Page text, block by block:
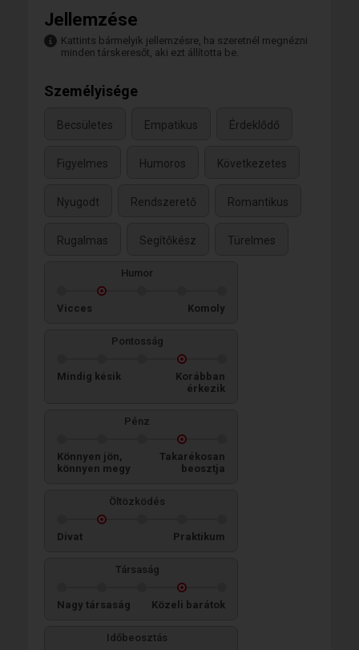
Jellemzése
Kattints bármelyik jellemzésre, ha szeretnél megnézni
minden társkeresőt, aki ezt állította be.
Személyisége
Becsületes Empatikus Érdeklődő
Figyelmes Humoros Következetes
Nyugodt Rendszerető Romantikus
Rugalmas Segítőkész Türelmes
Humor
Vicces Komoly
Pontosság
Mindig késik
Korábban
érkezik
Pénz
Könnyen jön,
könnyen megy
Takarékosan
beosztja
Öltözködés
Divat Praktikum
Társaság
Nagy társaság Közeli barátok
Időbeosztás